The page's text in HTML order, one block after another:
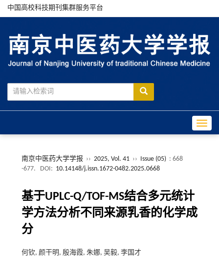
中国高校科技期刊集群服务平台
南京中医药大学学报 ›› 2025, Vol. 41 ›› Issue (05) : 668
-677.
DOI: 10.14148/j.issn.1672-0482.2025.0668
基于UPLC-Q/TOF-MS结合多元统计
学方法分析不同来源乳香的化学成
分
何钦, 颜干明, 殷海霞, 朱娜, 吴毅, 李国才